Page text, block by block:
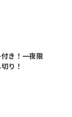
き！一夜限
り！